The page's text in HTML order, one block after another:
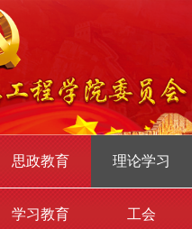
思政教育 理论学习
学习教育 工会